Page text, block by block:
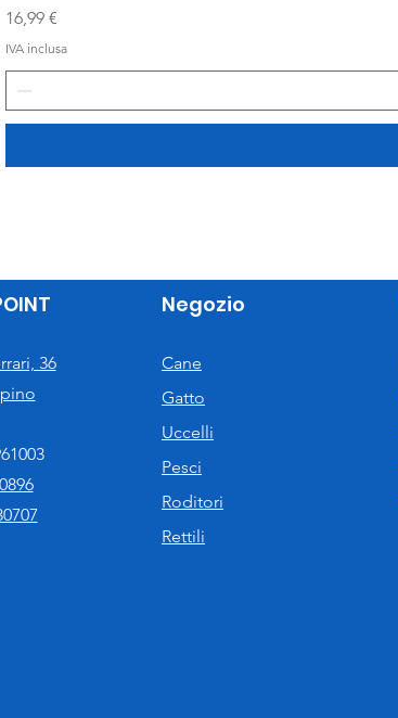
Prezzo
16,99 €
IVA inclusa
36
Negozio
Cane
Gatto
Uccelli
Pesci
Roditori
Rettili